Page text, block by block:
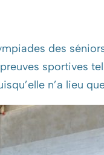
des
sportives
n’a lieu